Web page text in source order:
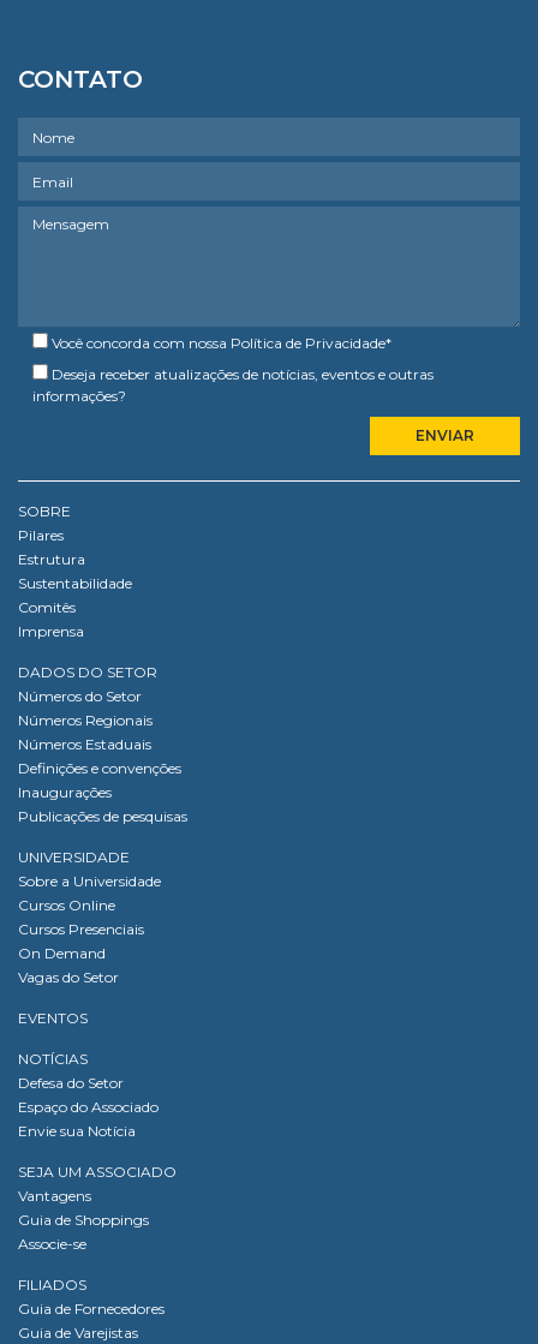
CONTATO
Você concorda com nossa Política de Privacidade*
Deseja receber atualizações de notícias, eventos e outras
informações?
SOBRE
Pilares
Estrutura
Sustentabilidade
Comitês
Imprensa
DADOS DO SETOR
Números do Setor
Números Regionais
Números Estaduais
Definições e convenções
Inaugurações
Publicações de pesquisas
UNIVERSIDADE
Sobre a Universidade
Cursos Online
Cursos Presenciais
On Demand
Vagas do Setor
EVENTOS
NOTÍCIAS
Defesa do Setor
Espaço do Associado
Envie sua Notícia
SEJA UM ASSOCIADO
Vantagens
Guia de Shoppings
Associe-se
FILIADOS
Guia de Fornecedores
Guia de Varejistas